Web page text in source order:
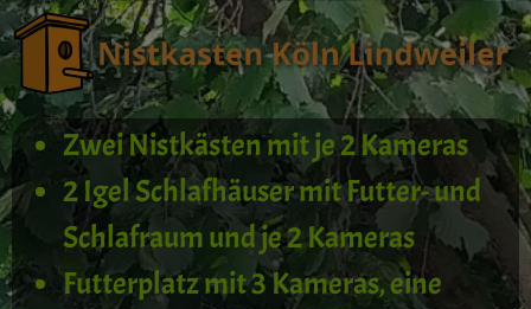
Zwei Nistkästen mit je 2 Kameras
2 Igel Schlafhäuser mit Futter- und
Schlafraum und je 2 Kameras
Futterplatz mit 3 Kameras, eine